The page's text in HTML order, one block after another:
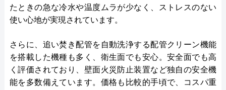
たときの急な冷水や温度ムラが少なく、ストレスのない
使い心地が実現されています。
さらに、追い焚き配管を自動洗浄する配管クリーン機能
を搭載した機種も多く、衛生面でも安心。安全面でも高
く評価されており、壁面火災防止装置など独自の安全機
能を多数備えています。価格も比較的手頃で、コスパ重